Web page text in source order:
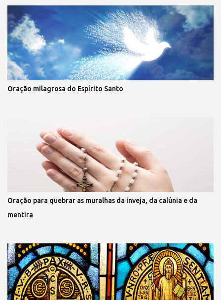
Oração milagrosa do Espírito Santo
Oração para quebrar as muralhas da inveja, da calúnia e da
mentira